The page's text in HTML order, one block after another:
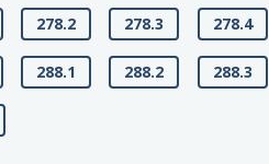
278.2 278.3 278.4
288.1 288.2 288.3